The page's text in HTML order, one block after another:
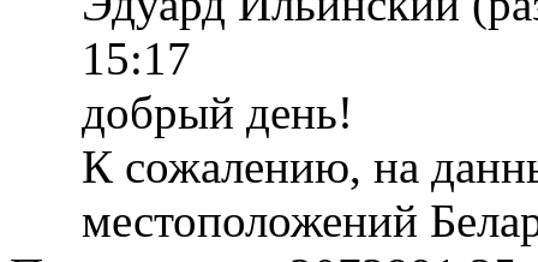
15:17
добрый день!
К сожалению, на
местоположений